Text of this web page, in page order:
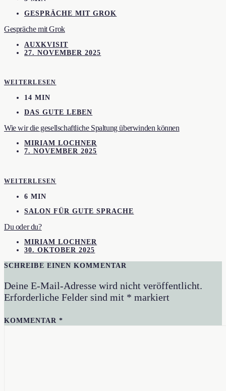
GESPRÄCHE MIT GROK
Gespräche mit Grok
AUXKVISIT
27. NOVEMBER 2025
WEITERLESEN
14 MIN
DAS GUTE LEBEN
Wie wir die gesellschaftliche Spaltung überwinden können
MIRIAM LOCHNER
7. NOVEMBER 2025
WEITERLESEN
6 MIN
SALON FÜR GUTE SPRACHE
Du oder du?
MIRIAM LOCHNER
30. OKTOBER 2025
SCHREIBE EINEN KOMMENTAR
Deine E-Mail-Adresse wird nicht veröffentlicht.
Erforderliche Felder sind mit * markiert
KOMMENTAR*